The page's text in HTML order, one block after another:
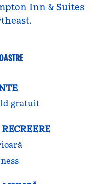
Inn & Suites
gratuit